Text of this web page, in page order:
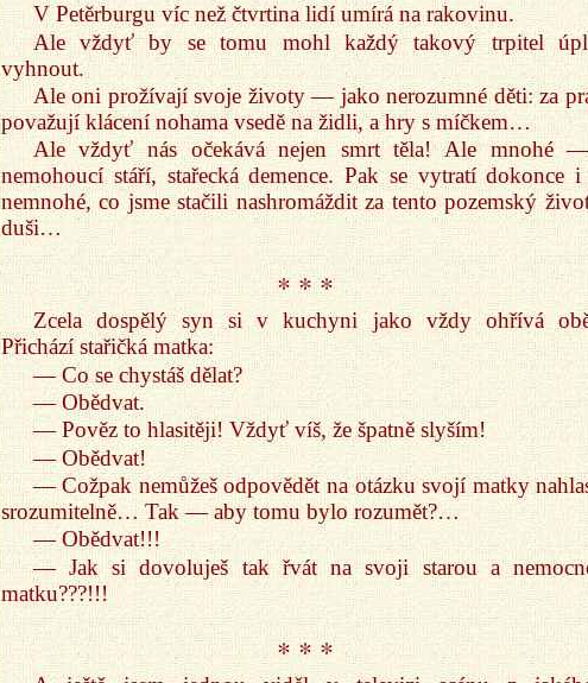
V Petěrburgu víc než čtvrtina lidí umírá na rakovinu.
Ale vždyť by se tomu mohl každý takový trpitel
vyhnout.
Ale oni prožívají svoje životy — jako nerozumné děti: za
považují klácení nohama vsedě na židli, a hry s míčkem…
Ale vždyť nás očekává nejen smrt těla! Ale mnohé
nemohoucí stáří, stařecká demence. Pak se vytratí dokonce
nemnohé, co jsme stačili nashromáždit za tento pozemský
duši…
* * *
Zcela dospělý syn si v kuchyni jako vždy ohřívá
Přichází stařičká matka:
— Co se chystáš dělat?
— Obědvat.
— Pověz to hlasitěji! Vždyť víš, že špatně slyším!
— Obědvat!
— Cožpak nemůžeš odpovědět na otázku svojí matky
srozumitelně… Tak — aby tomu bylo rozumět?…
— Obědvat!!!
— Jak si dovoluješ tak řvát na svoji starou a
matku???!!!
* * *